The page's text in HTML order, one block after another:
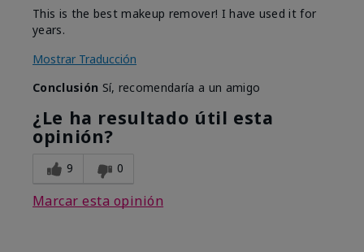
This is the best makeup remover! I have used it for
years.
Mostrar Traducción
Conclusión Sí, recomendaría a un amigo
¿Le ha resultado útil esta
opinión?
9 0
Marcar esta opinión